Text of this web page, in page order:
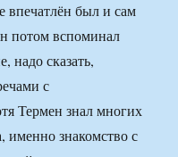
впечатлён был и сам
потом вспоминал
надо сказать,
с
Термен знал многих
именно знакомство с